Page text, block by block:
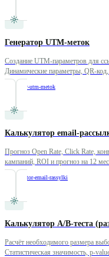
Генератор UTM-меток
Создание UTM-параметров для
Динамические параметры, QR-код,
generator-utm-metok
Калькулятор email-
Прогноз Open Rate, Click Rate,
кампаний, ROI и прогноз на 12
kalkulyator-email-rassylki
Калькулятор A/B-теста
Расчёт необходимого размера
Статистическая значимость, p-